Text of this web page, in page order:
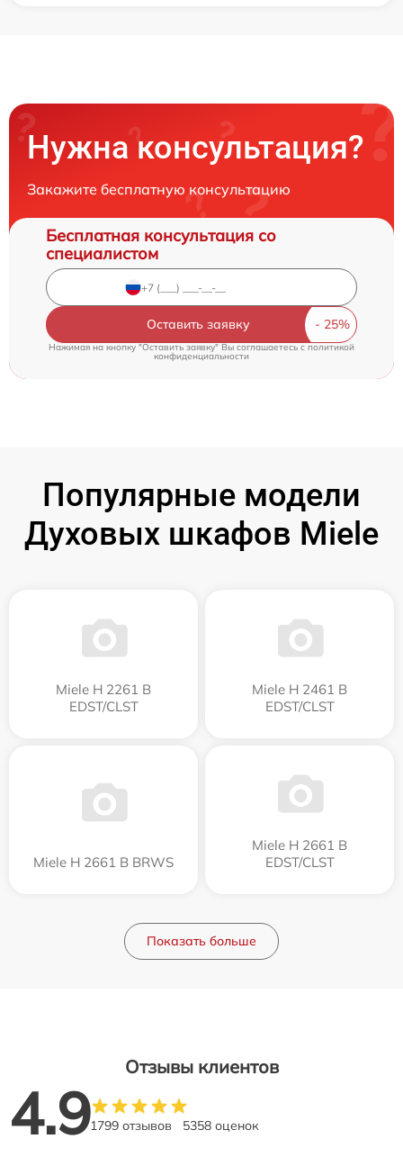
Нужна консультация?
Закажите бесплатную консультацию
Бесплатная консультация со
специалистом
Оставить заявку
Нажимая на кнопку "Оставить заявку" Вы соглашаетесь cполитикой
конфиденциальности
Популярные модели
Духовых шкафов Miele
Miele H 2261 B
EDST/CLST
Miele H 2461 B
EDST/CLST
Miele H 2661 B BRWS
Miele H 2661 B
EDST/CLST
Показать больше
Отзывы клиентов
4.91799 отзывов 5358 оценок